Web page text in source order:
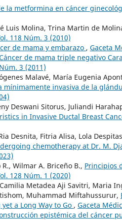
la metformina en cáncer
Luis Molina, Trina Martin de
118 Núm. 3 (2010)
de mama y embarazo , Gaceta
de mama triple negativo
3 (2011)
Malavé, María Eugenia
mínimamente invasiva de la
Deswani Sitorus, Juliandi
in Invasive Ductal Breast
Desnita, Fitria Alisa, Lola
chemotherapy at Dr. M.
Wilmar A. Briceño B., Principios
128 Núm. 1 (2020)
Metadea Aji Savitri, Maria
Muhammad Miftahussurur,
a Long Way to Go , Gaceta
epistémica del cáncer